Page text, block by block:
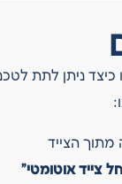
ניתן לתת
הצייד
צייד אוטומטי”